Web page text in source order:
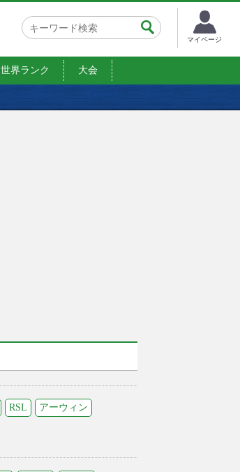
マイページ
世界ランク 大会
RSL アーウィン